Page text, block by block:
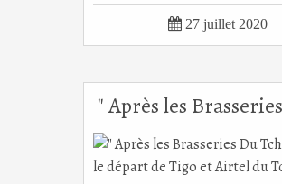
 27 juillet 2020